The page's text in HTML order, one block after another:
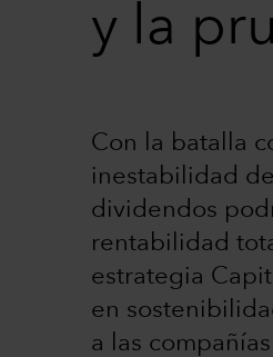
y la
Con la batalla
inestabilidad
dividendos
rentabilidad
estrategia
en
a las